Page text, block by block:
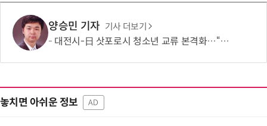
양승민 기자 기사 더보기
대전시-日 삿포로시 청소년 교류 본격화…“미래세대가 잇는 도시외교”
놓치면 아쉬운 정보 AD